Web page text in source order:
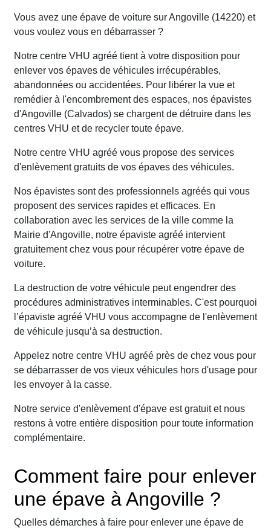
Vous avez une épave de voiture sur Angoville (14220) et
vous voulez vous en débarrasser ?
Notre centre VHU agréé tient à votre disposition pour
enlever vos épaves de véhicules irrécupérables,
abandonnées ou accidentées. Pour libérer la vue et
remédier à l'encombrement des espaces, nos épavistes
d'Angoville (Calvados) se chargent de détruire dans les
centres VHU et de recycler toute épave.
Notre centre VHU agréé vous propose des services
d'enlèvement gratuits de vos épaves des véhicules.
Nos épavistes sont des professionnels agréés qui vous
proposent des services rapides et efficaces. En
collaboration avec les services de la ville comme la
Mairie d'Angoville, notre épaviste agréé intervient
gratuitement chez vous pour récupérer votre épave de
voiture.
La destruction de votre véhicule peut engendrer des
procédures administratives interminables. C'est pourquoi
l’épaviste agréé VHU vous accompagne de l'enlèvement
de véhicule jusqu’à sa destruction.
Appelez notre centre VHU agréé près de chez vous pour
se débarrasser de vos vieux véhicules hors d'usage pour
les envoyer à la casse.
Notre service d'enlèvement d'épave est gratuit et nous
restons à votre entière disposition pour toute information
complémentaire.
Comment faire pour enlever
une épave à Angoville ?
Quelles démarches à faire pour enlever une épave de